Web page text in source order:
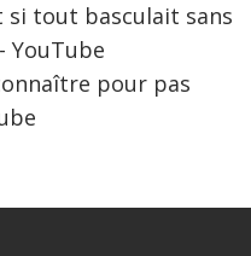
si tout basculait sans
YouTube
pour pas